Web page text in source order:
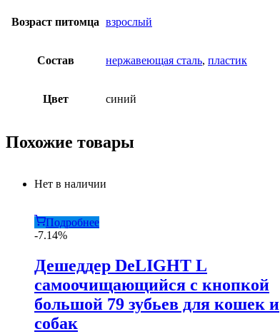
Возраст питомца взрослый
Состав нержавеющая сталь, пластик
Цвет синий
Похожие товары
Нет в наличии
Подробнее
-7.14%
Дешеддер DeLIGHT L
самоочищающийся с кнопкой
большой 79 зубьев для кошек и
собак